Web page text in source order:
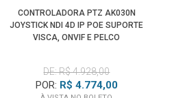
CONTROLADORA PTZ AK030N
JOYSTICK NDI 4D IP POE SUPORTE
VISCA, ONVIF E PELCO
DE: R$ 4.928,00
POR: R$ 4.774,00